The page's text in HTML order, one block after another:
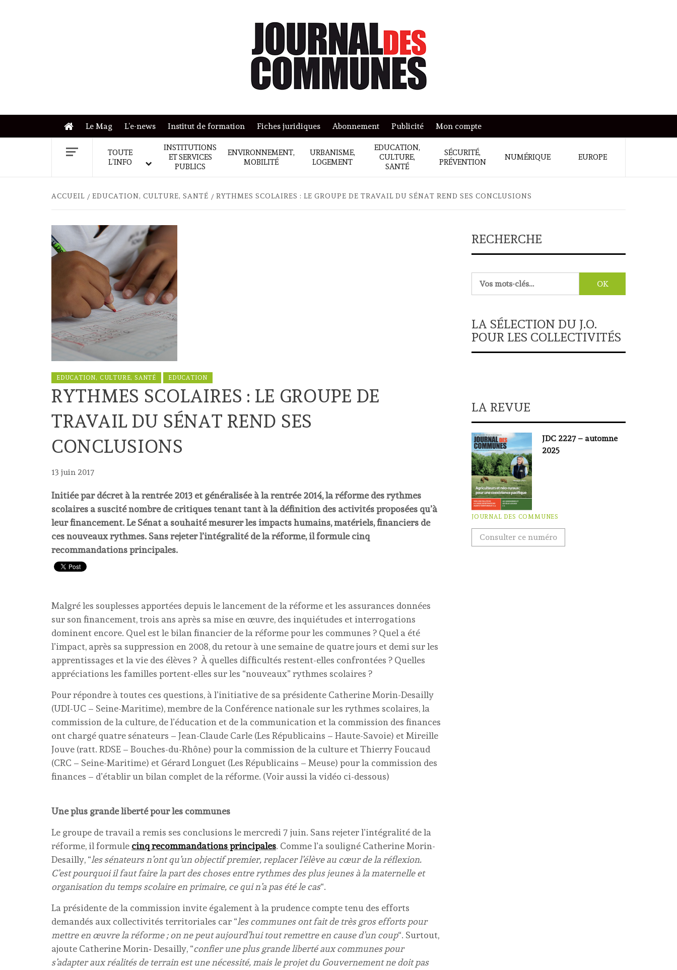
Le Mag L’e-news Institut de formation Fiches juridiques Abonnement Publicité Mon compte
TOUTE
L’INFO
INSTITUTIONS
ET SERVICES
PUBLICS
ENVIRONNEMENT,
MOBILITÉ
URBANISME,
LOGEMENT
EDUCATION,
CULTURE,
SANTÉ
SÉCURITÉ,
PRÉVENTION
NUMÉRIQUE EUROPE
ACCUEIL EDUCATION, CULTURE, SANTÉ RYTHMES SCOLAIRES : LE GROUPE DE TRAVAIL DU SÉNAT REND SES CONCLUSIONS
EDUCATION, CULTURE, SANTÉ EDUCATION
RYTHMES SCOLAIRES : LE GROUPE DE
TRAVAIL DU SÉNAT REND SES
CONCLUSIONS
13 juin 2017
Initiée par décret à la rentrée 2013 et généralisée à la rentrée 2014, la réforme des rythmes
scolaires a suscité nombre de critiques tenant tant à la définition des activités proposées qu’à
leur financement. Le Sénat a souhaité mesurer les impacts humains, matériels, financiers de
ces nouveaux rythmes. Sans rejeter l’intégralité de la réforme, il formule cinq
recommandations principales.
Malgré les souplesses apportées depuis le lancement de la réforme et les assurances données
sur son financement, trois ans après sa mise en œuvre, des inquiétudes et interrogations
dominent encore. Quel est le bilan financier de la réforme pour les communes ? Quel a été
l’impact, après sa suppression en 2008, du retour à une semaine de quatre jours et demi sur les
apprentissages et la vie des élèves ? À quelles difficultés restent-elles confrontées ? Quelles
appréciations les familles portent-elles sur les “nouveaux” rythmes scolaires ?
Pour répondre à toutes ces questions, à l’initiative de sa présidente Catherine Morin-Desailly
(UDI-UC – Seine-Maritime), membre de la Conférence nationale sur les rythmes scolaires, la
commission de la culture, de l’éducation et de la communication et la commission des finances
ont chargé quatre sénateurs – Jean-Claude Carle (Les Républicains – Haute-Savoie) et Mireille
Jouve (ratt. RDSE – Bouches-du-Rhône) pour la commission de la culture et Thierry Foucaud
(CRC – Seine-Maritime) et Gérard Longuet (Les Républicains – Meuse) pour la commission des
finances – d’établir un bilan complet de la réforme. (Voir aussi la vidéo ci-dessous)
Une plus grande liberté pour les communes
Le groupe de travail a remis ses conclusions le mercredi 7 juin. Sans rejeter l’intégralité de la
réforme, il formule cinq recommandations principales. Comme l’a souligné Catherine Morin-
Desailly, “les sénateurs n’ont qu’un objectif premier, replacer l’élève au cœur de la réflexion.
C’est pourquoi il faut faire la part des choses entre rythmes des plus jeunes à la maternelle et
organisation du temps scolaire en primaire, ce qui n’a pas été le cas“.
La présidente de la commission invite également à la prudence compte tenu des efforts
demandés aux collectivités territoriales car “les communes ont fait de très gros efforts pour
mettre en œuvre la réforme ; on ne peut aujourd’hui tout remettre en cause d’un coup“. Surtout,
ajoute Catherine Morin‑ Desailly, “confier une plus grande liberté aux communes pour
s’adapter aux réalités de terrain est une nécessité, mais le projet du Gouvernement ne doit pas
RECHERCHE
LA SÉLECTION DU J.O.
POUR LES COLLECTIVITÉS
LA REVUE
JDC 2227 – automne
2025
JOURNAL DES COMMUNES
Consulter ce numéro